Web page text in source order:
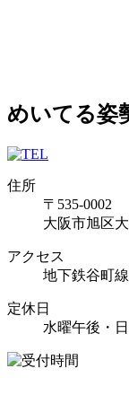
めいてる姿
住所
〒535-0002
大阪市旭区
アクセス
地下鉄谷町
定休日
水曜午後・